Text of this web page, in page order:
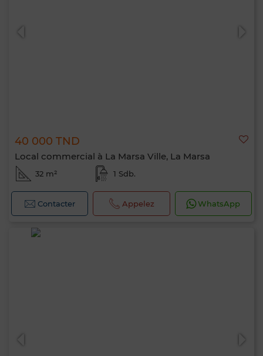
40 000 TND
Local commercial à La Marsa Ville, La Marsa
32 m² 1 Sdb.
Contacter Appelez WhatsApp